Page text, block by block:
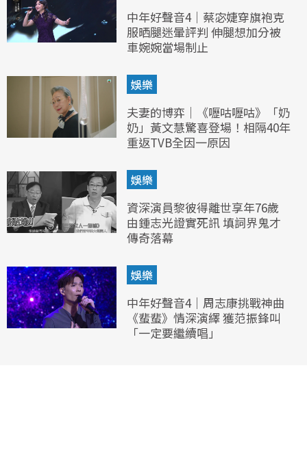
中年好聲音4｜蔡宓婕穿旗袍克
服晒腿迷暈評判 伸腿想加分被
車婉婉當場制止
娛樂
夫妻的博弈｜《嚦咕嚦咕》「奶
奶」黃文慧驚喜登場！相隔40年
重返TVB全因一原因
娛樂
資深演員黎彼得離世享年76歲
由鍾志光證實死訊 填詞界鬼才
傳奇落幕
娛樂
中年好聲音4｜周志康挑戰神曲
《蜚蜚》情深演繹 獲范振鋒叫
「一定要繼續唱」